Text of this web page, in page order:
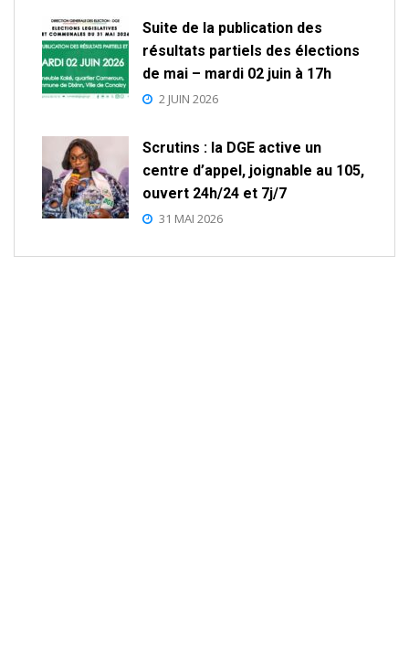
Suite de la publication des
résultats partiels des élections
de mai – mardi 02 juin à 17h
2 JUIN 2026
Scrutins : la DGE active un
centre d’appel, joignable au 105,
ouvert 24h/24 et 7j/7
31 MAI 2026